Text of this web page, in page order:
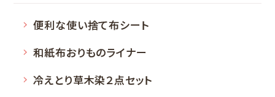
便利な使い捨て布シート
和紙布おりものライナー
冷えとり草木染２点セット